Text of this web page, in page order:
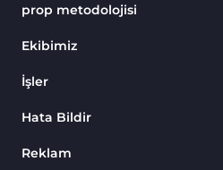
prop metodolojisi
Ekibimiz
İşler
Hata Bildir
Reklam